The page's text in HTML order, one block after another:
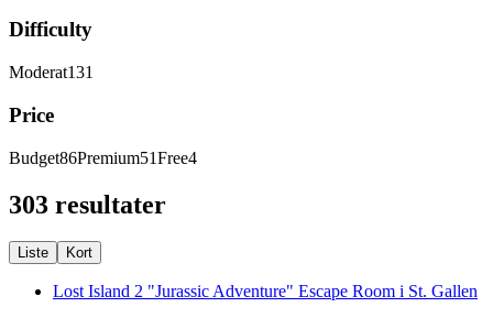
Difficulty
Moderat131
Price
Budget86Premium51Free4
303 resultater
Liste Kort
Lost Island 2 "Jurassic Adventure" Escape Room i St. Gallen